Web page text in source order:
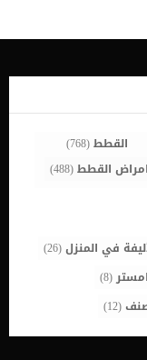
الاضطرابات المحتملة
جنب معين دون الاخر.
5 أسباب رئيسية اسباب الاستلقاء المفاجئ
[…]القطط(768)
امراض القطط(488)
في المنزل(26)
(8)
(12)